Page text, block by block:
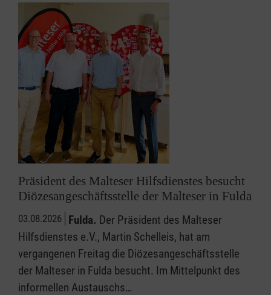
Präsident des Malteser Hilfsdienstes besucht
Diözesangeschäftsstelle der Malteser in Fulda
03.08.2026 Fulda. Der Präsident des Malteser
Hilfsdienstes e.V., Martin Schelleis, hat am
vergangenen Freitag die Diözesangeschäftsstelle
der Malteser in Fulda besucht. Im Mittelpunkt des
informellen Austauschs…